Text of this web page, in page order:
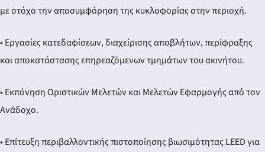
με στόχο την αποσυμφόρηση της κυκλοφορίας στην περιοχή.
• Εργασίες κατεδαφίσεων, διαχείρισης αποβλήτων, περίφραξης
και αποκατάστασης επηρεαζόμενων τμημάτων του ακινήτου.
• Εκπόνηση Οριστικών Μελετών και Μελετών Εφαρμογής από τον
Ανάδοχο.
• Επίτευξη περιβαλλοντικής πιστοποίησης βιωσιμότητας LEED για